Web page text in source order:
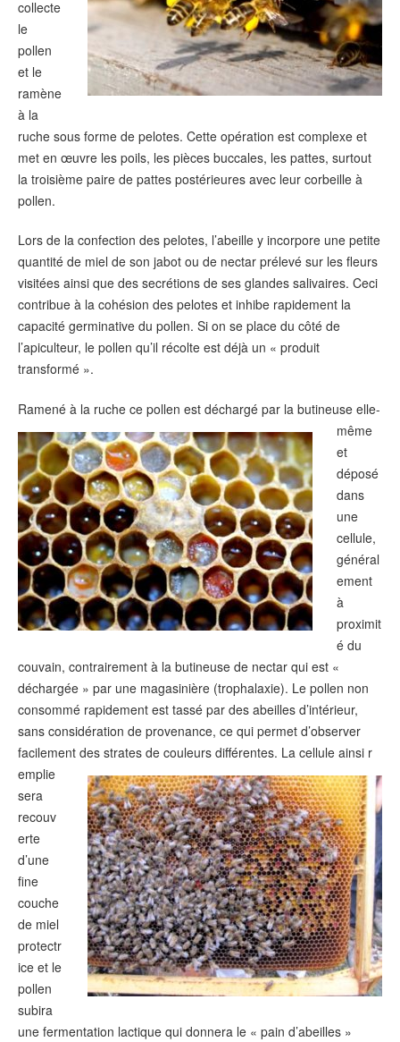
collecte
le
pollen
et le
ramène
à la
ruche sous forme de pelotes. Cette opération est complexe et
met en œuvre les poils, les pièces buccales, les pattes, surtout
la troisième paire de pattes postérieures avec leur corbeille à
pollen.
Lors de la confection des pelotes, l’abeille y incorpore une petite
quantité de miel de son jabot ou de nectar prélevé sur les fleurs
visitées ainsi que des secrétions de ses glandes salivaires. Ceci
contribue à la cohésion des pelotes et inhibe rapidement la
capacité germinative du pollen. Si on se place du côté de
l’apiculteur, le pollen qu’il récolte est déjà un « produit
transformé ».
Ramené à la ruche ce pollen est déchargé par la butineuse elle-
même
et
déposé
dans
une
cellule,
général
ement
à
proximit
é du
couvain, contrairement à la butineuse de nectar qui est «
déchargée » par une magasinière (trophalaxie). Le pollen non
consommé rapidement est tassé par des abeilles d’intérieur,
sans considération de provenance, ce qui permet d’observer
facilement des strates de couleurs différentes. La cellule ainsi r
emplie
sera
recouv
erte
d’une
fine
couche
de miel
protectr
ice et le
pollen
subira
une fermentation lactique qui donnera le « pain d’abeilles »